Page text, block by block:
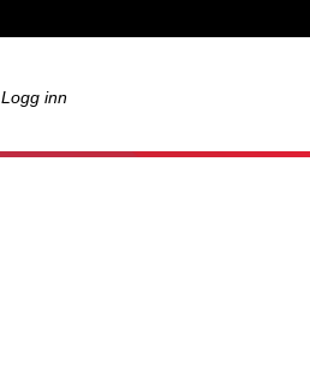
Logg inn